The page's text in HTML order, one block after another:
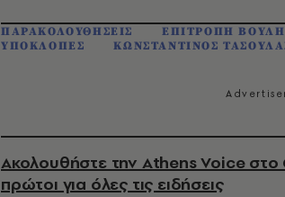
ΠΑΡΑΚΟΛΟΥΘΗΣΕΙΣ ΕΠΙΤΡΟΠΗ
ΥΠΟΚΛΟΠΕΣ
ΚΩΝΣΤΑΝΤΙΝΟΣ
Ακολουθήστε την Athens Voice στο
πρώτοι για όλες τις ειδήσεις